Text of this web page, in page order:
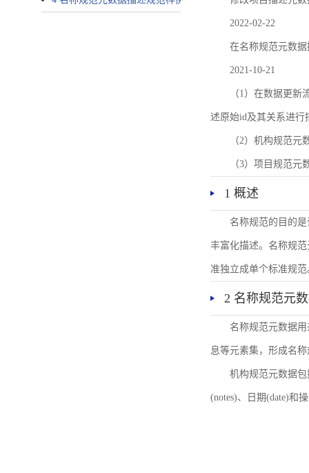
2022-02-22
在名称规范元数
2021-10-21
（1）在数据更
述原始id及其关系进行
（2）机构规范元
（3）项目规范
1 概述
名称规范的目的
丰富化描述。名称规
准独立成单个标准规范
2 名称规范元
名称规范元数据
息等元素集，形成名
机构规范元数据
(notes)、日期(date)和